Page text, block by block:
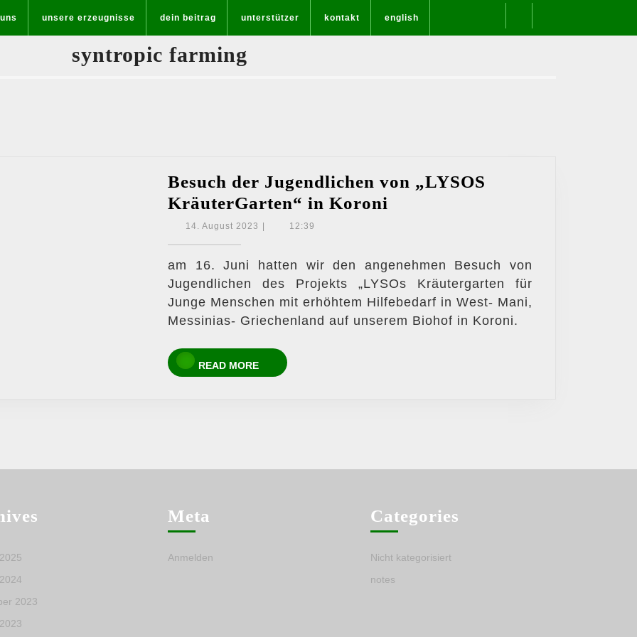
unsere erzeugnisse dein beitrag unterstützer kontakt english
syntropic farming
Besuch der Jugendlichen von „LYSOS
KräuterGarten“ in Koroni
von
„LYSOS
KräuterGarten“
in
14. August 2023 14.
12:39
am 16. Juni hatten wir den angenehmen Besuch von
Jugendlichen des Projekts „LYSOs Kräutergarten für
Junge Menschen mit erhöhtem Hilfebedarf in West- Mani,
Messinias- Griechenland auf unserem Biohof in Koroni.
READ MORE
READ
MORE
2023
Meta
Anmelden
Categories
Nicht kategorisiert
notes